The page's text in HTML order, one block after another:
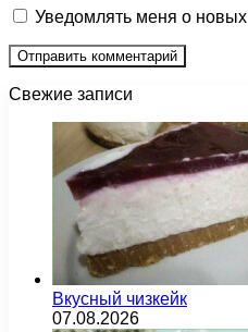
Уведомлять меня о новых
Свежие записи
Вкусный чизкейк
07.08.2026